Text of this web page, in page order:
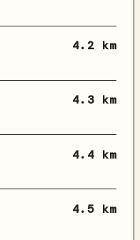
4.2 km
4.3 km
4.4 km
4.5 km